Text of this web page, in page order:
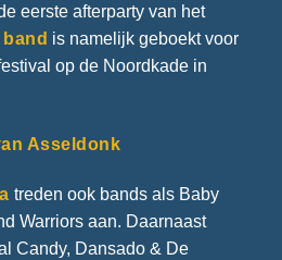
eerste afterparty van het
band is namelijk geboekt voor
op de Noordkade in
Asseldonk
treden ook bands als Baby
Warriors aan. Daarnaast
Candy, Dansado & De